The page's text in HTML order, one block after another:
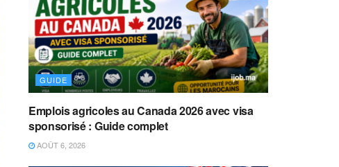
GUIDE
Emplois agricoles au Canada 2026 avec visa
sponsorisé : Guide complet
AOÛT 6, 2026